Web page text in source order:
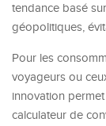
tendance basé
géopolitiques,
Pour les
voyageurs ou
innovation
calculateur de